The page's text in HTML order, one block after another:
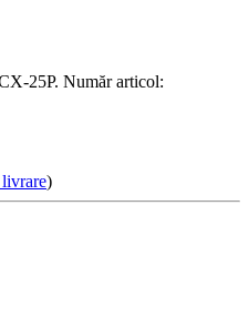
25P. Număr articol:
)